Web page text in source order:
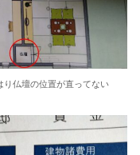
り仏壇の位置が直ってない